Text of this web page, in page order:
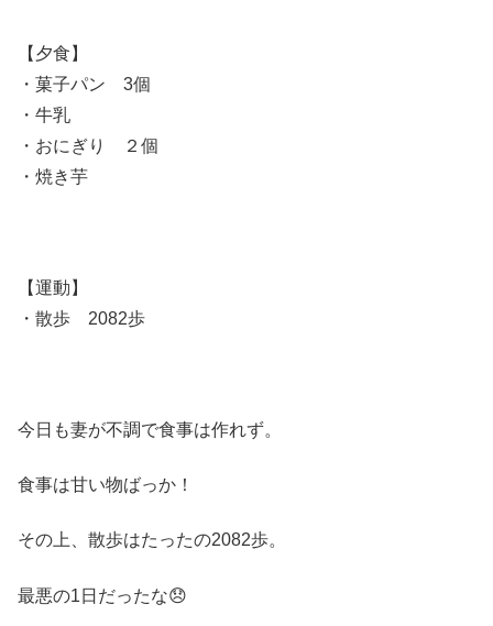
【夕食】
・菓子パン 3個
・牛乳
・おにぎり ２個
・焼き芋
【運動】
・散歩 2082歩
今日も妻が不調で食事は作れず。
食事は甘い物ばっか！
その上、散歩はたったの2082歩。
最悪の1日だったな😞